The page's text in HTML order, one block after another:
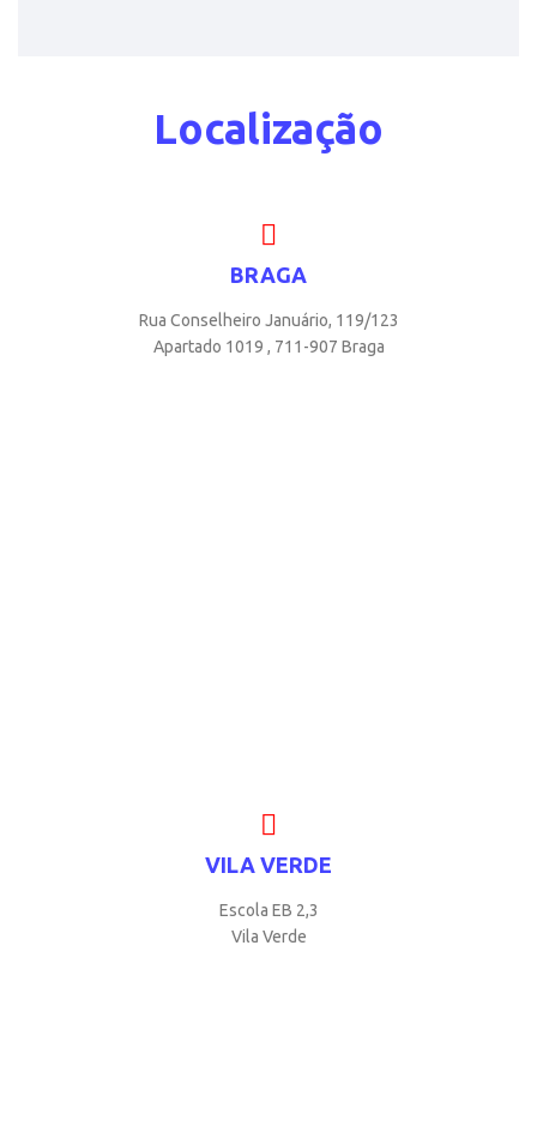
Localização
BRAGA
Rua Conselheiro Januário, 119/123
Apartado 1019 , 711-907 Braga
VILA VERDE
Escola EB 2,3
Vila Verde